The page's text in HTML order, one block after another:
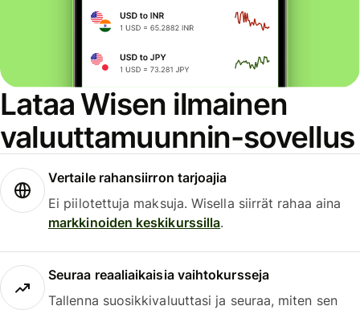
Lataa Wisen ilmainen
valuuttamuunnin-sovellus
Vertaile rahansiirron tarjoajia
Ei piilotettuja maksuja. Wisella siirrät rahaa aina
markkinoiden keskikurssilla.
Seuraa reaaliaikaisia vaihtokursseja
Tallenna suosikkivaluuttasi ja seuraa, miten sen